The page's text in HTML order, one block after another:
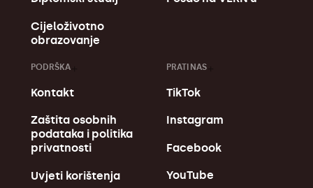
Cijeloživotno
obrazovanje
PODRŠKA
Kontakt
Zaštita osobnih
podataka i politika
privatnosti
Uvjeti korištenja
PRATI NAS
TikTok
Instagram
Facebook
YouTube